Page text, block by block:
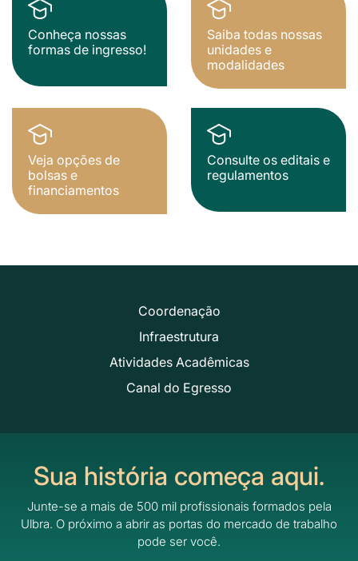
Conheça nossas
formas de ingresso!
Saiba todas nossas
unidades e
modalidades
Veja opções de
bolsas e
financiamentos
Consulte os editais e
regulamentos
Coordenação
Infraestrutura
Atividades Acadêmicas
Canal do Egresso
Sua história começa aqui.
Junte-se a mais de 500 mil profissionais formados pela
Ulbra. O próximo a abrir as portas do mercado de trabalho
pode ser você.